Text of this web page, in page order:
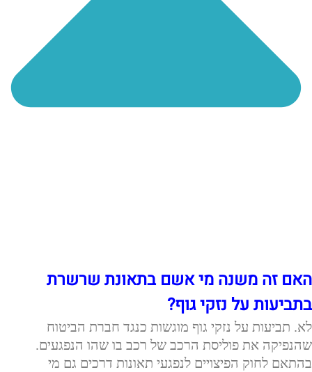
האם זה משנה מי אשם בתאונת שרשרת
בתביעות על נזקי גוף?
לא. תביעות על נזקי גוף מוגשות כנגד חברת הביטוח
שהנפיקה את פוליסת הרכב של רכב בו שהו הנפגעים.
בהתאם לחוק הפיצויים לנפגעי תאונות דרכים גם מי